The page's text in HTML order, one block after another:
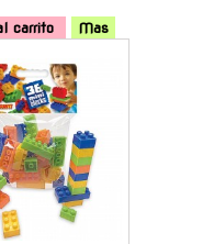
carrito
Mas